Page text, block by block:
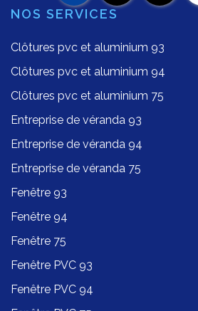
NOS SERVICES
Clôtures pvc et aluminium 93
Clôtures pvc et aluminium 94
Clôtures pvc et aluminium 75
Entreprise de véranda 93
Entreprise de véranda 94
Entreprise de véranda 75
Fenêtre 93
Fenêtre 94
Fenêtre 75
Fenêtre PVC 93
Fenêtre PVC 94